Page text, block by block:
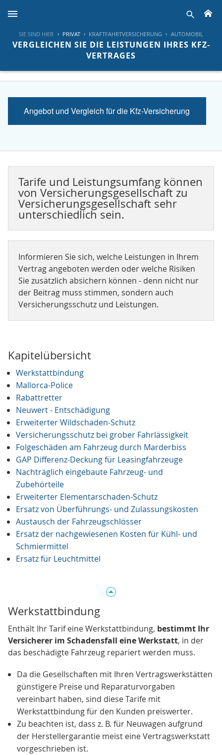
SIE SIND HIER PRIVAT KRAFTFAHRTVERSICHERUNG AUTOMOBIL
VERGLEICHEN SIE DIE LEISTUNGEN IHRES KFZ-
VERTRAGES
Angebot und Vergleich für die Kfz-Versicherung
Tarife und Leistungsumfang können
von Versicherungsgesellschaft zu
Versicherungsgesellschaft sehr
unterschiedlich sein.
Informieren Sie sich, welche Leistungen in Ihrem
Vertrag angeboten werden oder welche Risiken
Sie zusätzlich absichern können - denn nicht nur
der Beitrag muss stimmen, sondern auch
Versicherungsschutz und Leistungen.
Kapitelübersicht
Werkstattbindung
Mallorca-Police
Rabattretter
Neuwert - Entschädigung
Erweiterter Wildschaden-Schutz
Versicherungsschutz bei grober Fahrlässigkeit
Folgeschäden am Fahrzeug durch Marderbiss
GAP Differenz-Deckung für Leasingfahrzeuge
Nachträglich eingebaute Fahrzeug- und
Zubehörteile
Erweiterter Elementarschaden-Schutz
Ersatz von Überführungs- und Zulassungskosten
Austausch der Fahrzeugschlösser
Ersatz der nachgewiesenen Kosten für Kühl- und
Schmiermittel
Ersatz für Leuchtmittel
Werkstattbindung
Enthält Ihr Tarif eine Werkstattbindung, bestimmt Ihr
Versicherer im Schadensfall eine Werkstatt, in der
das beschädigte Fahrzeug repariert werden muss.
Da die Gesellschaften mit Ihren Vertragswerkstätten
günstigere Preise und Reparaturvorgaben
vereinbart haben, sind diese Tarife mit
Werkstattbindung für den Kunden preiswerter.
Zu beachten ist, dass z. B. für Neuwagen aufgrund
der Herstellergarantie meist eine Vertragswerkstatt
vorgeschrieben ist.